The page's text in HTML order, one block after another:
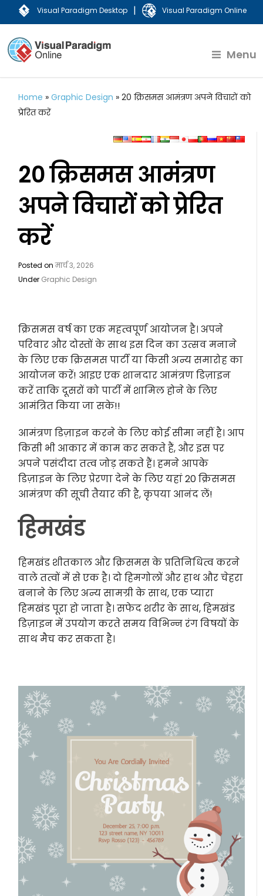
Visual Paradigm Desktop | Visual Paradigm Online
Menu
Home »Graphic Design »20 क्रिसमस आमंत्रण अपने विचारों को
प्रेरित करें
20 क्रिसमस आमंत्रण
अपने विचारों को प्रेरित
करें
Posted onमार्च 3, 2026
Under Graphic Design
क्रिसमस वर्ष का एक महत्वपूर्ण आयोजन है। अपने
परिवार और दोस्तों के साथ इस दिन का उत्सव मनाने
के लिए एक क्रिसमस पार्टी या किसी अन्य समारोह का
आयोजन करें! आइए एक शानदार आमंत्रण डिज़ाइन
करें ताकि दूसरों को पार्टी में शामिल होने के लिए
आमंत्रित किया जा सके!!
आमंत्रण डिज़ाइन करने के लिए कोई सीमा नहीं है। आप
किसी भी आकार में काम कर सकते हैं, और इस पर
अपने पसंदीदा तत्व जोड़ सकते हैं। हमने आपके
डिज़ाइन के लिए प्रेरणा देने के लिए यहां 20 क्रिसमस
आमंत्रण की सूची तैयार की है, कृपया आनंद लें!
हिमखंड
हिमखंड शीतकाल और क्रिसमस के प्रतिनिधित्व करने
वाले तत्वों में से एक है। दो हिमगोलों और हाथ और चेहरा
बनाने के लिए अन्य सामग्री के साथ, एक प्यारा
हिमखंड पूरा हो जाता है। सफेद शरीर के साथ, हिमखंड
डिज़ाइन में उपयोग करते समय विभिन्न रंग विषयों के
साथ मैच कर सकता है।